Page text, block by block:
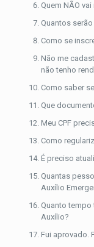
Quem NÃO
Quantos
Como se
Não me
não tenho
Como saber
Que
Meu CPF
Como
É preciso
Quantas
Auxílio
Quanto
Auxílio?
Fui aprovado.